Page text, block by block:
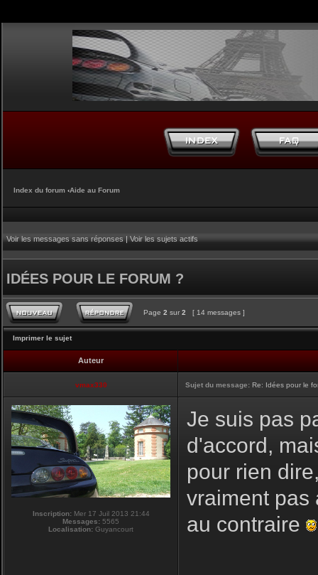
Index du forum ‹Aide au Forum
Voir les messages sans réponses|Voir les sujets actifs
IDÉES POUR LE FORUM ?
Page 2 sur 2 [ 14 messages ]
Imprimer le sujet
Auteur
vmax330 Sujet du message: Re: Idées pour le
Inscription:Mer 17 Juil 2013 21:44
Messages: 5565
Localisation: Guyancourt
Je suis pas
d'accord,
pour rien
vraiment pas
au contraire